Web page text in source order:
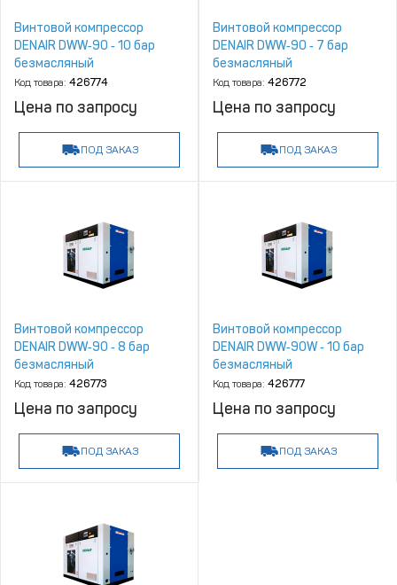
Винтовой компрессор
DENAIR DWW‑90 ‑ 10 бар
безмасляный
Код товара: 426774
Цена по запросу
ПОД ЗАКАЗ
Винтовой компрессор
DENAIR DWW‑90 ‑ 7 бар
безмасляный
Код товара: 426772
Цена по запросу
ПОД ЗАКАЗ
Винтовой компрессор
DENAIR DWW‑90 ‑ 8 бар
безмасляный
Код товара: 426773
Цена по запросу
ПОД ЗАКАЗ
Винтовой компрессор
DENAIR DWW‑90W ‑ 10 бар
безмасляный
Код товара: 426777
Цена по запросу
ПОД ЗАКАЗ